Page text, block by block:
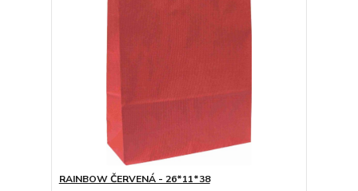
RAINBOW ČERVENÁ - 26*11*38